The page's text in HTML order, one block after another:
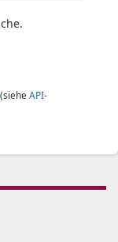
(siehe API-